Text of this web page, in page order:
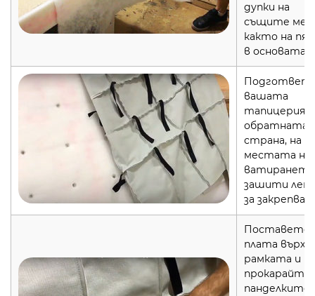
дупки на
същите
както на
в основата.
вашата
тапицерия.
обратната
страна, на
местата на
зашити
за
Поставете
плата върху
рамката и
прокарайте
панделките